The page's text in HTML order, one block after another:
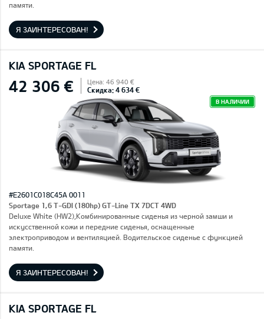
памяти.
Я ЗАИНТЕРЕСОВАН!
KIA SPORTAGE FL
42 306 € Цена: 46 940 €
Скидка: 4 634 €
В НАЛИЧИИ
#E2601C018C45A 0011
Sportage 1,6 T-GDI (180hp) GT-Line TX 7DCT 4WD
Deluxe White (HW2),Комбинированные сиденья из черной замши и
искусственной кожи и передние сиденья, оснащенные
электроприводом и вентиляцией. Водительское сиденье с функцией
памяти.
Я ЗАИНТЕРЕСОВАН!
KIA SPORTAGE FL